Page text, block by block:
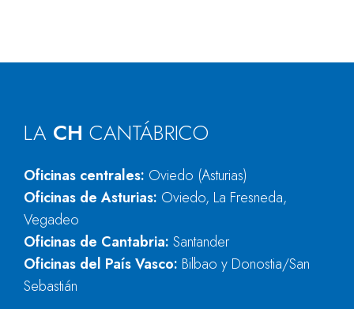
LA CH CANTÁBRICO
Oficinas centrales: Oviedo (Asturias)
Oficinas de Asturias: Oviedo, La Fresneda,
Vegadeo
Oficinas de Cantabria: Santander
Oficinas del País Vasco: Bilbao y Donostia/San
Sebastián